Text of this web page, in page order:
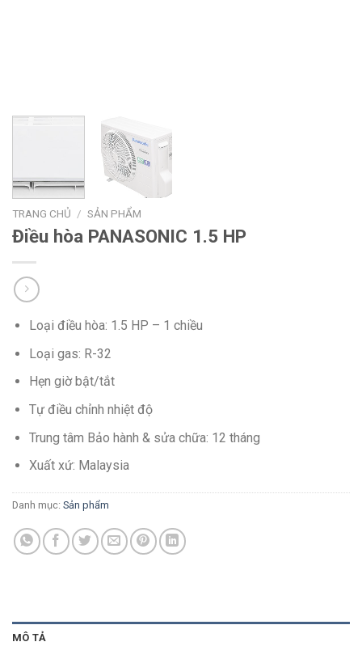
TRANG CHỦ / SẢN PHẨM
Điều hòa PANASONIC 1.5 HP
Loại điều hòa: 1.5 HP – 1 chiều
Loại gas: R-32
Hẹn giờ bật/tắt
Tự điều chỉnh nhiệt độ
Trung tâm Bảo hành & sửa chữa: 12 tháng
Xuất xứ: Malaysia
Danh mục: Sản phẩm
MÔ TẢ